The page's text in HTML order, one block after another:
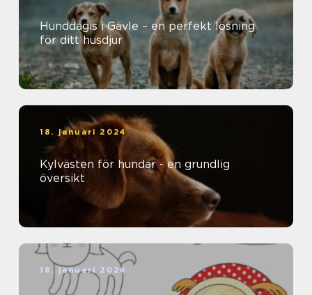
Hunddagis i Gävle – en perfekt lösning
för ditt husdjur
18. januari 2024
Kylvästen för hundar - en grundlig
översikt
18. januari 2024